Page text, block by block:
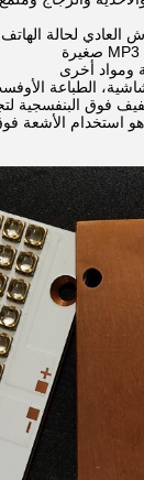
لحالة الهاتف،
ومواد أخرى
فوق البنفسجية
استخدام الأشعة